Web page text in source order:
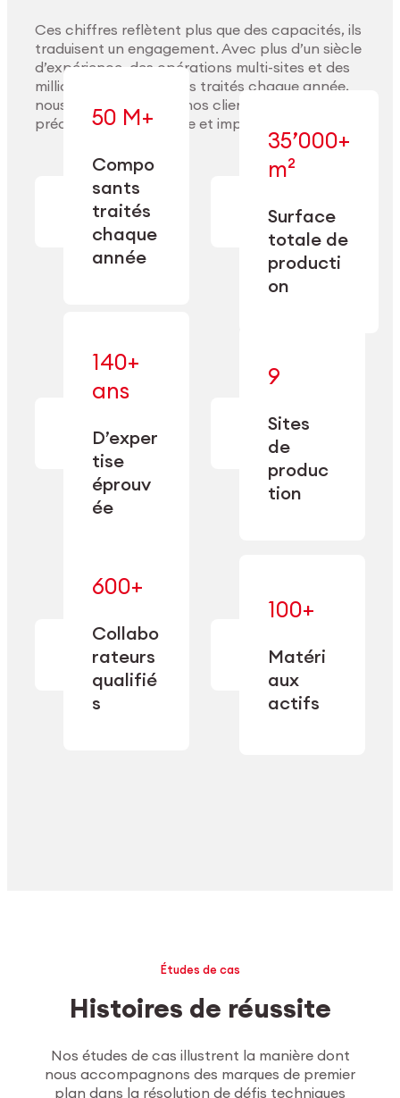
Explorer les matériaux
Ces chiffres reflètent plus que des capacités, ils
traduisent un engagement. Avec plus d’un siècle
d’expérience, des opérations multi-sites et des
millions de composants traités chaque année,
nous accompagnons nos clients pour délivrer
précision, performance et impact durable.
50 M+
Compo
sants
traités
chaque
année
— en usinage,
nettoyage et
conditionnement.
35’000+
m²
Surface
totale de
producti
on
— conçue pour
précision et la
flexibilité
opérationnelle.
140+
ans
D’exper
tise
éprouv
ée
précision
1885.
9
Sites
de
produc
tion
approfondie
capacité de
double
600+
Collabo
rateurs
qualifié
s
expertise
transformée
performance
100+
Matéri
aux
actifs
— maîtrisés
et adaptés
exigences
de chaque
secteur.
Études de cas
Histoires de réussite
Nos études de cas illustrent la manière dont
nous accompagnons des marques de premier
plan dans la résolution de défis techniques